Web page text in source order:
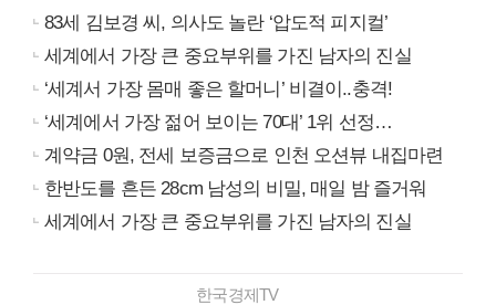
83세 김보경 씨, 의사도 놀란 ‘압도적 피지컬’
세계에서 가장 큰 중요부위를 가진 남자의 진실
‘세계서 가장 몸매 좋은 할머니’ 비결이..충격!
‘세계에서 가장 젊어 보이는 70대’ 1위 선정…
계약금 0원, 전세 보증금으로 인천 오션뷰 내집마련
한반도를 흔든 28cm 남성의 비밀, 매일 밤 즐거워
세계에서 가장 큰 중요부위를 가진 남자의 진실
한국경제TV